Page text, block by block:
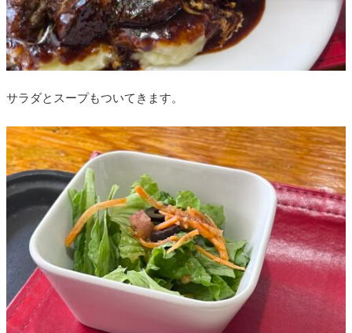
サラダとスープもついてきます。